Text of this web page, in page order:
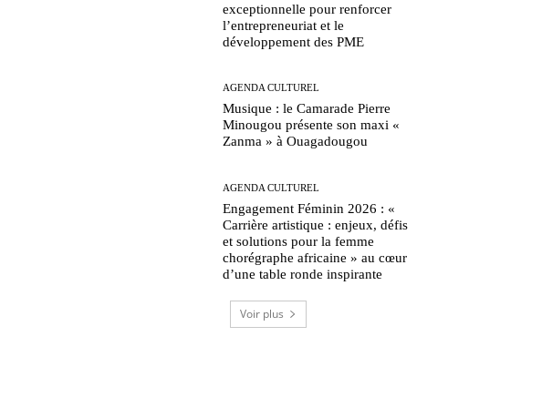
exceptionnelle pour renforcer
l’entrepreneuriat et le
développement des PME
AGENDA CULTUREL
Musique : le Camarade Pierre
Minougou présente son maxi «
Zanma » à Ouagadougou
AGENDA CULTUREL
Engagement Féminin 2026 : «
Carrière artistique : enjeux, défis
et solutions pour la femme
chorégraphe africaine » au cœur
d’une table ronde inspirante
Voir plus